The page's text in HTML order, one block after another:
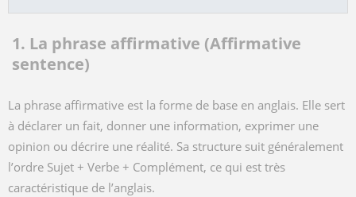
1. La phrase affirmative (Affirmative
sentence)
La phrase affirmative est la forme de base en anglais. Elle sert
à déclarer un fait, donner une information, exprimer une
opinion ou décrire une réalité. Sa structure suit généralement
l’ordre Sujet + Verbe + Complément, ce qui est très
caractéristique de l’anglais.